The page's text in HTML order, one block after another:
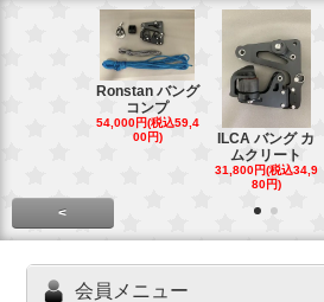
Ronstan バング
コンプ
54,000円(税込59,4
00円)
ILCA バング カ
ムクリート
31,800円(税込34,9
80円)
<
会員メニュー